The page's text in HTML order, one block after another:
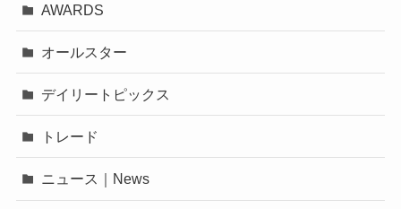
AWARDS
オールスター
デイリートピックス
トレード
ニュース｜News